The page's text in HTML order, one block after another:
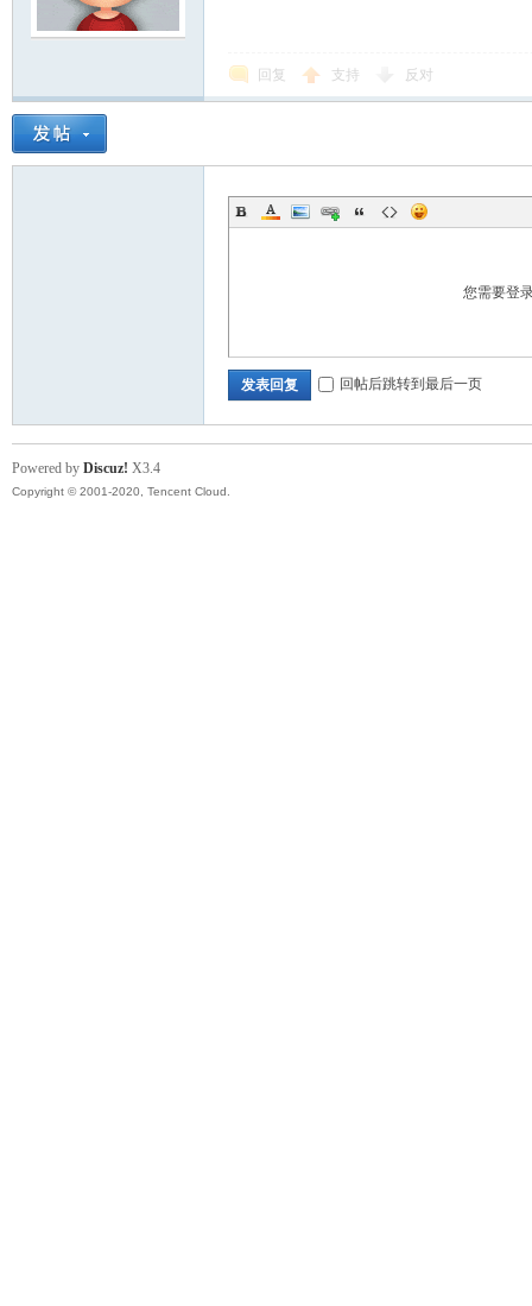
社
回复 支持 反对
您需要登
发表回复 回帖后跳转到最后一页
Powered by Discuz! X3.4
Copyright © 2001-2020, Tencent Cloud.